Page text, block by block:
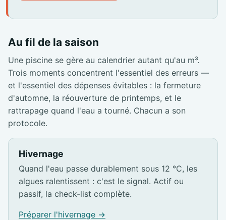
Au fil de la saison
Une piscine se gère au calendrier autant qu'au m³.
Trois moments concentrent l'essentiel des erreurs —
et l'essentiel des dépenses évitables : la fermeture
d'automne, la réouverture de printemps, et le
rattrapage quand l'eau a tourné. Chacun a son
protocole.
Hivernage
Quand l'eau passe durablement sous 12 °C, les
algues ralentissent : c'est le signal. Actif ou
passif, la check-list complète.
Préparer l'hivernage →